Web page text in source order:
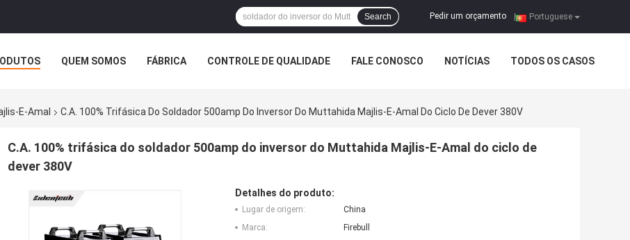
Portuguese
Pedir um orçamento |
Search
QUEM SOMOS FÁBRICA CONTROLE DE QUALIDADE FALE CONOSCO NOTÍCIAS TODOS OS CASOS
E-Amal C.A. 100% Trifásica Do Soldador 500amp Do Inversor Do Muttahida Majlis-E-Amal Do Ciclo De Dever 380V
C.A. 100% trifásica do soldador 500amp do inversor do Muttahida Majlis-E-Amal do ciclo de
dever 380V
Detalhes do produto:
Lugar de origem:
China
Marca:
Firebull